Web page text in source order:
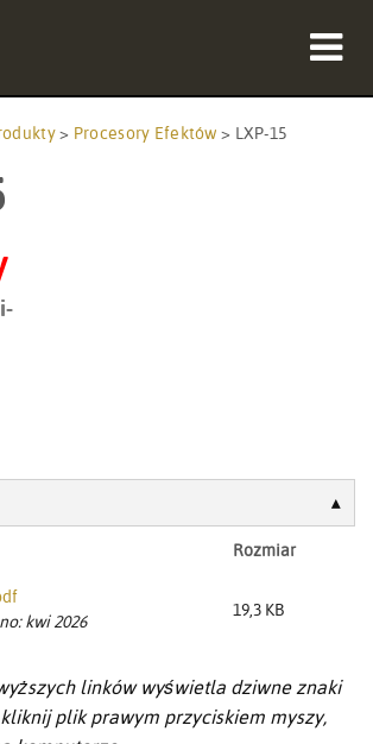
> Procesory Efektów > LXP-15
Rozmiar
kwi 2026
19,3 KB
linków wyświetla dziwne znaki
plik prawym przyciskiem myszy,